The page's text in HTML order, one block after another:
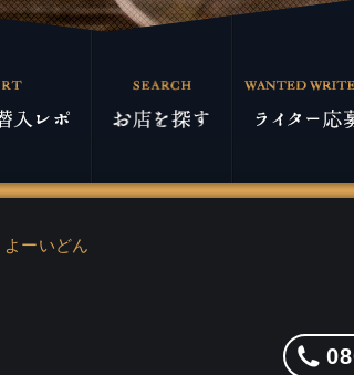
ーいどん